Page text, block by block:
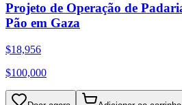
Projeto de Operação de
Pão em Gaza
$18,956
$100,000